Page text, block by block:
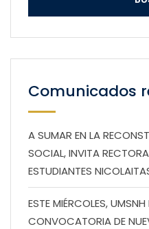
Comunicados
A SUMAR EN LA
SOCIAL, INVITA
ESTUDIANTES
ESTE MIÉRCOLES,
CONVOCATORIA DE